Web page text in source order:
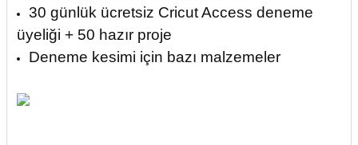
30 günlük ücretsiz Cricut Access deneme
üyeliği + 50 hazır proje
Deneme kesimi için bazı malzemeler